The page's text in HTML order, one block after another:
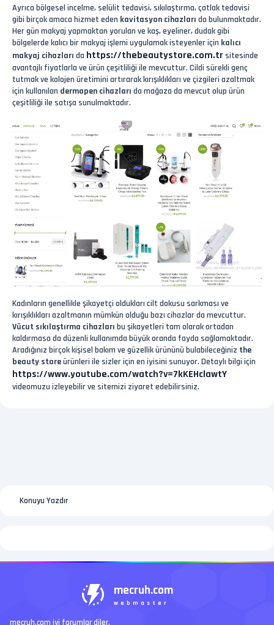
Ayrıca bölgesel incelme, selülit tedavisi, sıkılaştırma, çatlak tedavisi
gibi birçok amaca hizmet eden kavitasyon cihazları da bulunmaktadır.
Her gün makyaj yapmaktan yorulan ve kaş, eyeliner, dudak gibi
bölgelerde kalıcı bir makyaj işlemi uygulamak isteyenler için kalıcı
makyaj cihazları da https://thebeautystore.com.trsitesinde
avantajlı fiyatlarla ve ürün çeşitliliği ile mevcuttur. Cildi sürekli genç
tutmak ve kolojen üretimini artırarak kırışıklıkları ve çizgileri azaltmak
için kullanılan dermapen cihazları da mağaza da mevcut olup ürün
çeşitliliği ile satışa sunulmaktadır.
Kadınların genellikle şikayetçi oldukları cilt dokusu sarkması ve
kırışıklıkları azaltmanın mümkün olduğu bazı cihazlar da mevcuttur.
Vücut sıkılaştırma cihazları bu şikayetleri tam olarak ortadan
kaldırmasa da düzenli kullanımda büyük oranda fayda sağlamaktadır.
Aradığınız birçok kişisel bakım ve güzellik ürününü bulabileceğiniz the
beauty storeürünleri ile sizler için en iyisini sunuyor. Detaylı bilgi için
https://www.youtube.com/watch?v=7kKEHclawtY
videomuzu izleyebilir ve sitemizi ziyaret edebilirsiniz.
Konuyu Yazdır
mecruh.com
webmaster
mecruh.com iyi forumlar diler.